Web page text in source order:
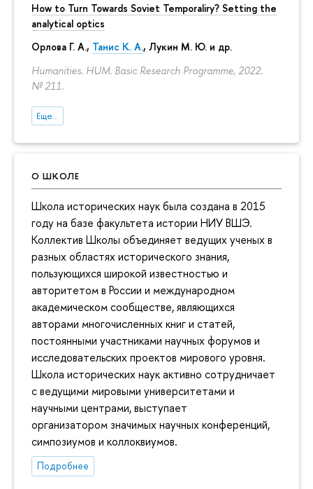
How to Turn Towards Soviet Temporaliry? Setting the
analytical optics
Орлова Г. А., Танис К. А., Лукин М. Ю. и др.
Humanities. HUM. Basic Research Programme, 2022.
№ 211.
Еще...
О ШКОЛЕ
Школа исторических наук была создана в 2015
году на базе факультета истории НИУ ВШЭ.
Коллектив Школы объединяет ведущих ученых в
разных областях исторического знания,
пользующихся широкой известностью и
авторитетом в России и международном
академическом сообществе, являющихся
авторами многочисленных книг и статей,
постоянными участниками научных форумов и
исследовательских проектов мирового уровня.
Школа исторических наук активно сотрудничает
с ведущими мировыми университетами и
научными центрами, выступает
организатором значимых научных конференций,
симпозиумов и коллоквиумов.
Подробнее